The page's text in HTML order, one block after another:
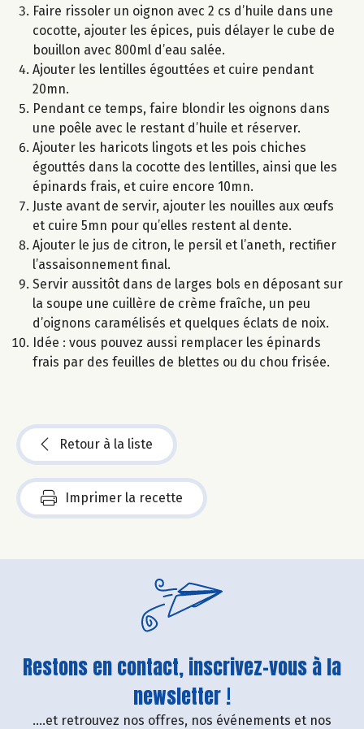
Faire rissoler un oignon avec 2 cs d’huile dans une
cocotte, ajouter les épices, puis délayer le cube de
bouillon avec 800ml d’eau salée.
Ajouter les lentilles égouttées et cuire pendant
20mn.
Pendant ce temps, faire blondir les oignons dans
une poêle avec le restant d’huile et réserver.
Ajouter les haricots lingots et les pois chiches
égouttés dans la cocotte des lentilles, ainsi que les
épinards frais, et cuire encore 10mn.
Juste avant de servir, ajouter les nouilles aux œufs
et cuire 5mn pour qu’elles restent al dente.
Ajouter le jus de citron, le persil et l’aneth, rectifier
l’assaisonnement final.
Servir aussitôt dans de larges bols en déposant sur
la soupe une cuillère de crème fraîche, un peu
d’oignons caramélisés et quelques éclats de noix.
Idée : vous pouvez aussi remplacer les épinards
frais par des feuilles de blettes ou du chou frisée.
Retour à la liste
Imprimer la recette
Restons en contact, inscrivez-vous à la
newsletter !
....et retrouvez nos offres, nos événements et nos